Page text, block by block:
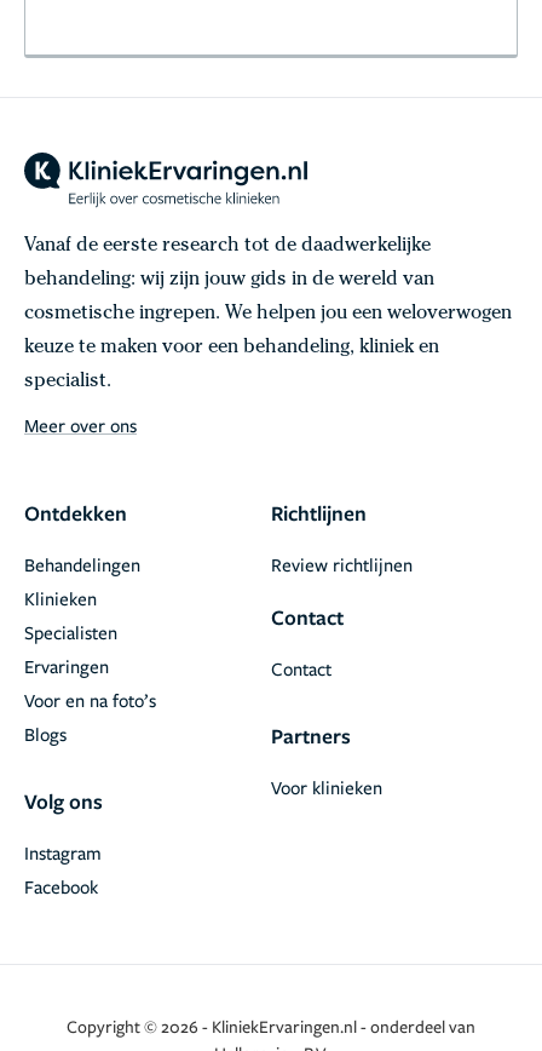
Vanaf de eerste research tot de daadwerkelijke
behandeling: wij zijn jouw gids in de wereld van
cosmetische ingrepen. We helpen jou een weloverwogen
keuze te maken voor een behandeling, kliniek en
specialist.
Meer over ons
Ontdekken
Behandelingen
Klinieken
Specialisten
Ervaringen
Voor en na foto’s
Blogs
Volg ons
Facebook
Instagram
Richtlijnen
Review richtlijnen
Contact
Contact
Partners
Voor klinieken
Copyright © 2026 - KliniekErvaringen.nl - onderdeel van